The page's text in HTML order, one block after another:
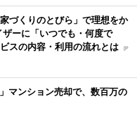
づくりのとびら」で理想をか
ーに「いつでも・何度で
スの内容・利用の流れとは [P
マンション売却で、数百万の